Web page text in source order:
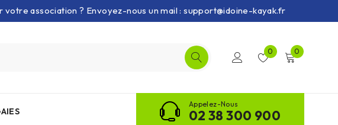
association ? Envoyez-nous un mail : support@idoine-kayak.fr
0 0
Appelez-Nous
02 38 300 900